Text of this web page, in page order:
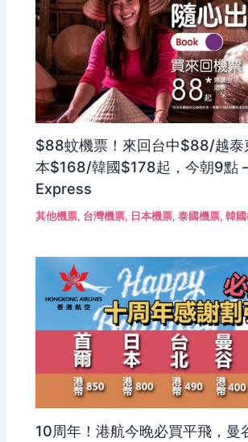
$88蚊機票！來回台中$88/越
本$168/韓國$178起，今朝9點
Express
其他機票, 台灣機票, 日本機票,泰國機票,韓
10周年！港航今晚必買平飛，